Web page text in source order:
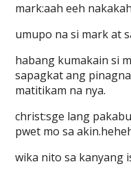
mark:aah eeh
umupo na si mark at
habang kumakain si
sapagkat ang
matitikam na nya.
christ:sge lang
pwet mo sa
wika nito sa kanyang